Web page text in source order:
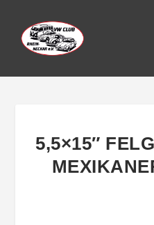
5,5×15″